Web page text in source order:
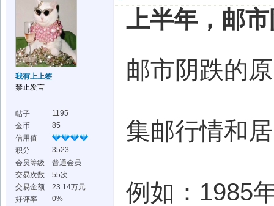
我有上上签
禁止发言
帖子
1195
金币
85
信用值
积分
3523
会员等级
普通会员
交易次数
55次
交易金额
23.14万元
好评率
0%
上半年，邮
邮市阴跌的
集邮行情和
例如：1985